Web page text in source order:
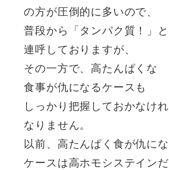
の方が圧倒的に多いので、
普段から「タンパク質！」と
連呼しておりますが、
その一方で、高たんぱくな
食事が仇になるケースも
しっかり把握しておかなけ
なりません。
以前、高たんぱく食が仇に
ケースは高ホモシステイン